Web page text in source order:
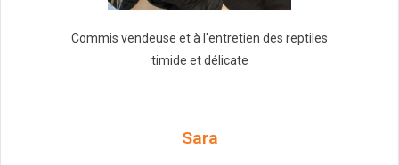
Commis vendeuse et à l'entretien des reptiles
timide et délicate
Sara